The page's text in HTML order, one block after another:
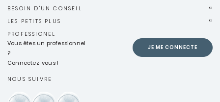
BESOIN D'UN CONSEIL
LES PETITS PLUS
PROFESSIONEL
Vous êtes un professionnel
?
Connectez-vous !
JE ME CONNECTE
NOUS SUIVRE